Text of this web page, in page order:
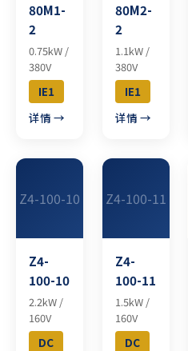
80M1-
2
0.75kW /
380V
IE1
详情 →
80M2-
2
1.1kW /
380V
IE1
详情 →
Z4-100-10
Z4-
100-10
2.2kW /
160V
DC
Z4-100-11
Z4-
100-11
1.5kW /
160V
DC